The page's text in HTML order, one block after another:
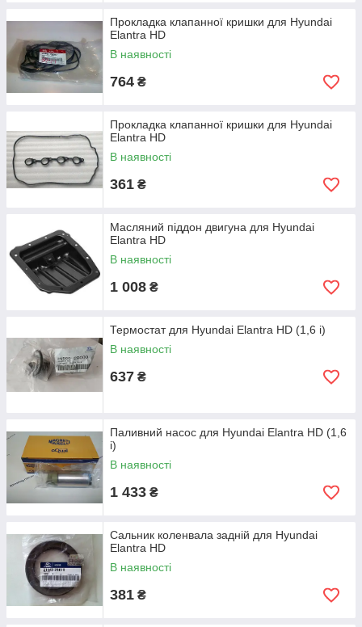
Прокладка клапанної кришки для Hyundai
Elantra HD
В наявності
764 ₴
Прокладка клапанної кришки для Hyundai
Elantra HD
В наявності
361 ₴
Масляний піддон двигуна для Hyundai
Elantra HD
В наявності
1 008 ₴
Термостат для Hyundai Elantra HD (1,6 i)
В наявності
637 ₴
Паливний насос для Hyundai Elantra HD (1,6
i)
В наявності
1 433 ₴
Сальник коленвала задній для Hyundai
Elantra HD
В наявності
381 ₴